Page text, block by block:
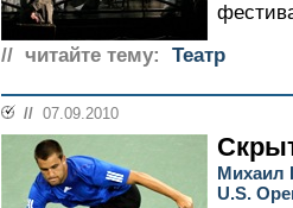
// читайте тему:
Театр
// 07.09.2010
Михаил
U.S.